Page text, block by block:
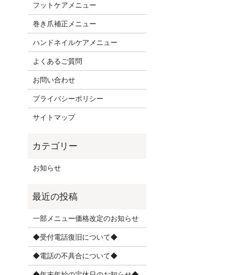
フットケアメニュー
巻き爪補正メニュー
ハンドネイルケアメニュー
よくあるご質問
お問い合わせ
プライバシーポリシー
サイトマップ
お知らせ
一部メニュー価格改定のお知らせ
◆受付電話復旧について◆
◆電話の不具合について◆